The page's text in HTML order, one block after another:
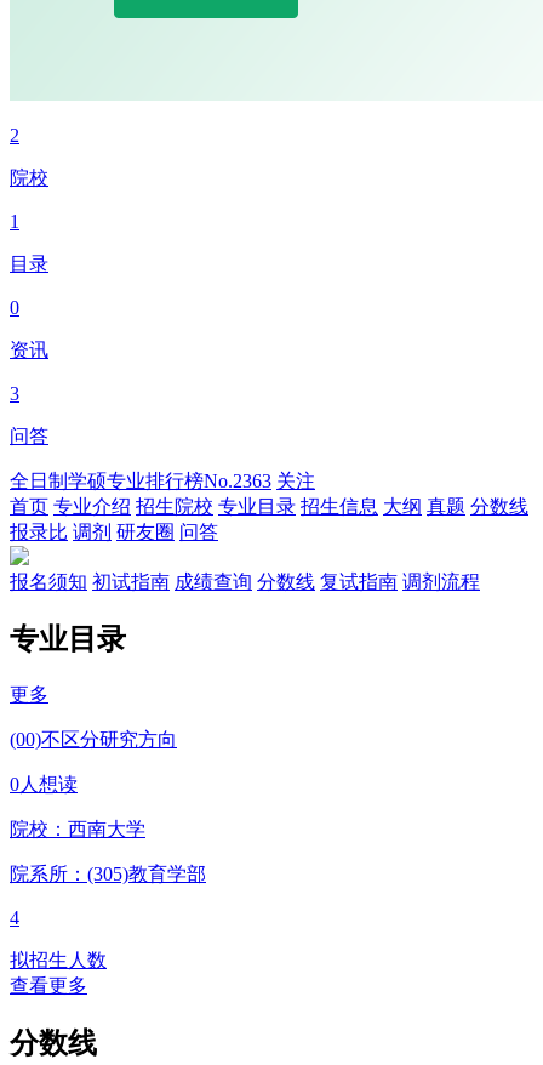
2
院校
1
目录
0
资讯
3
问答
全日制学硕专业排行榜No.2363 关注
首页 专业介绍 招生院校 专业目录 招生信息 大纲 真题 分数线
报录比 调剂 研友圈 问答
报名须知 初试指南 成绩查询 分数线 复试指南 调剂流程
专业目录
更多
(00)不区分研究方向
0人想读
院校： 西南大学
院系所：(305)教育学部
4
拟招生人数
查看更多
分数线